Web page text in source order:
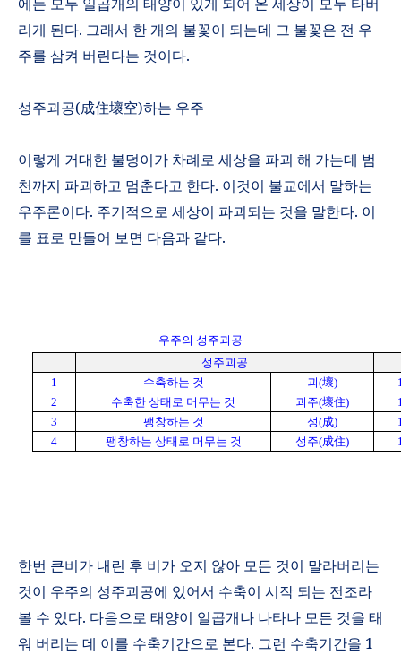
리게 된다. 그래서 한 개의 불꽃이 되는데 그 불꽃은 전 우
주를 삼켜 버린다는 것이다.
성주괴공(成住壞空)하는 우주
이렇게 거대한 불덩이가 차례로 세상을 파괴 해 가는데 범
천까지 파괴하고 멈춘다고 한다. 이것이 불교에서 말하는
우주론이다. 주기적으로 세상이 파괴되는 것을 말한다. 이
를 표로 만들어 보면 다음과 같다.
우주의 성주괴공
성주괴공
1
수축하는 것 괴(壞)
2
수축한 상태로 머무는 것 괴주(壞住)
3
팽창하는 것 성(成)
4
팽창하는 상태로 머무는 것 성주(成住)
한번 큰비가 내린 후 비가 오지 않아 모든 것이 말라버리는
것이 우주의 성주괴공에 있어서 수축이 시작 되는 전조라
볼 수 있다. 다음으로 태양이 일곱개나 나타나 모든 것을 태
워 버리는 데 이를 수축기간으로 본다. 그런 수축기간을 1